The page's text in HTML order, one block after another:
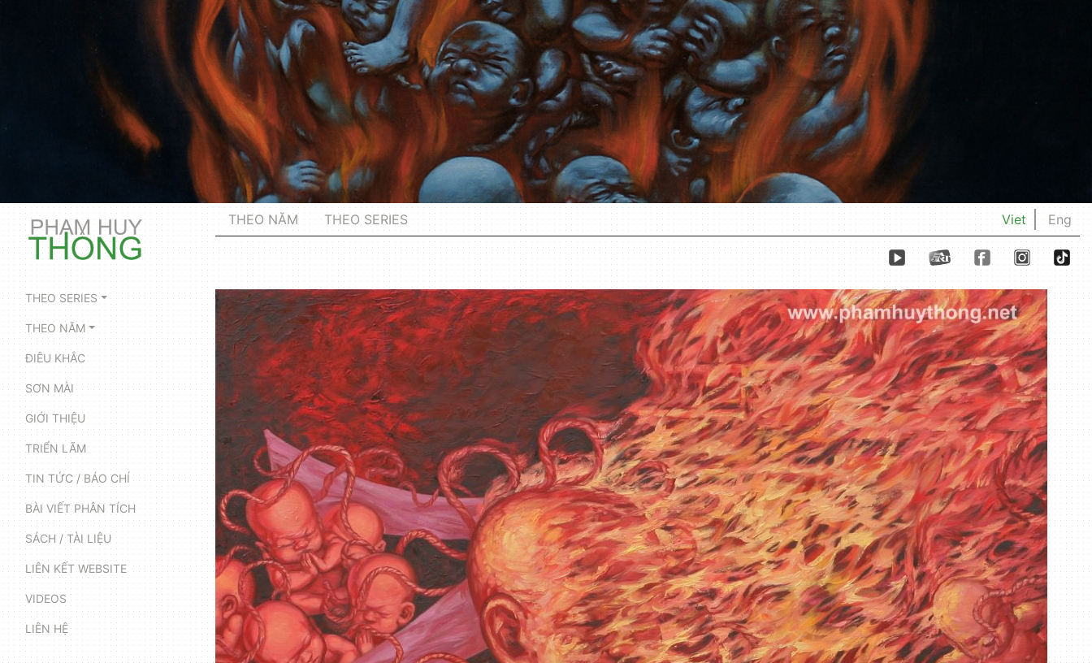
THEO NĂM THEO SERIES Viet Eng
THEO SERIES
THEO NĂM
ĐIÊU KHẮC
SƠN MÀI
GIỚI THIỆU
TRIỂN LÃM
TIN TỨC / BÁO CHÍ
BÀI VIẾT PHÂN TÍCH
SÁCH / TÀI LIỆU
LIÊN KẾT WEBSITE
VIDEOS
LIÊN HỆ